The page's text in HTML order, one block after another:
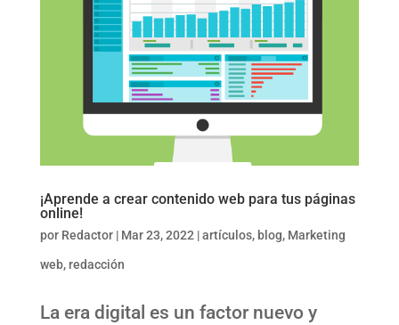
¡Aprende a crear contenido web para tus páginas
online!
por Redactor| Mar 23, 2022 |artículos, blog, Marketing
web, redacción
La era digital es un factor nuevo y